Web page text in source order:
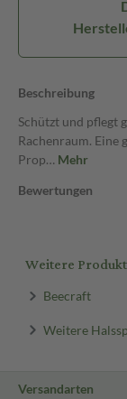
Beschreibung
Schützt und pflegt
Rachenraum.
Prop… Mehr
Bewertungen
Weitere
Beecraft
Weitere
Versandarten